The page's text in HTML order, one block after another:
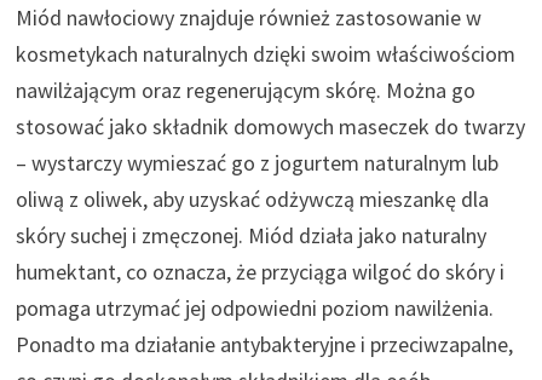
Miód nawłociowy znajduje również zastosowanie w
kosmetykach naturalnych dzięki swoim właściwościom
nawilżającym oraz regenerującym skórę. Można go
stosować jako składnik domowych maseczek do twarzy
– wystarczy wymieszać go z jogurtem naturalnym lub
oliwą z oliwek, aby uzyskać odżywczą mieszankę dla
skóry suchej i zmęczonej. Miód działa jako naturalny
humektant, co oznacza, że przyciąga wilgoć do skóry i
pomaga utrzymać jej odpowiedni poziom nawilżenia.
Ponadto ma działanie antybakteryjne i przeciwzapalne,